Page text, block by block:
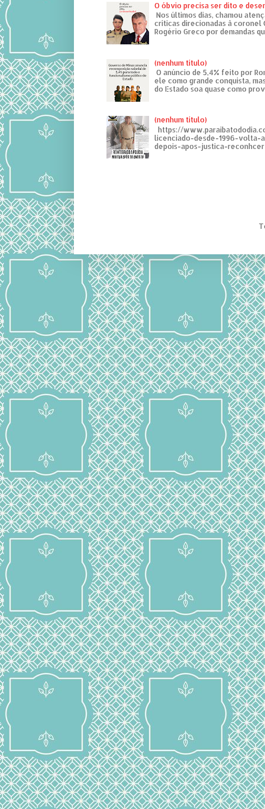
O óbvio precisa ser dito e
Nos últimos dias, chamou
críticas direcionadas à coronel
Rogério Greco por demandas
(nenhum título)
O anúncio de 5,4% feito por
ele como grande conquista,
do Estado soa quase como
(nenhum título)
https://
licenciado-desde-1996-volta-
depois-apos-justica-